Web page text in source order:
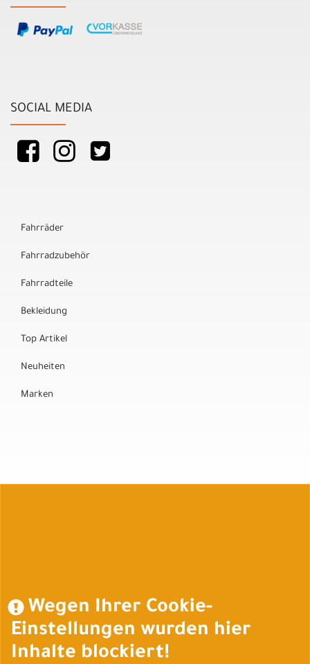
SOCIAL MEDIA
Fahrräder
Fahrradzubehör
Fahrradteile
Bekleidung
Top Artikel
Neuheiten
Marken
Wegen Ihrer Cookie-
Einstellungen wurden hier
Inhalte blockiert!